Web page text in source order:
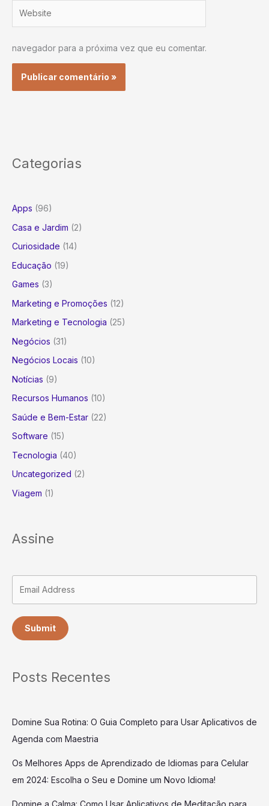
navegador para a próxima vez que eu comentar.
Categorias
Apps (96)
Casa e Jardim (2)
Curiosidade (14)
Educação (19)
Games (3)
Marketing e Promoções (12)
Marketing e Tecnologia (25)
Negócios (31)
Negócios Locais (10)
Notícias (9)
Recursos Humanos (10)
Saúde e Bem-Estar (22)
Software (15)
Tecnologia (40)
Uncategorized (2)
Viagem (1)
Assine
Submit
Posts Recentes
Domine Sua Rotina: O Guia Completo para Usar Aplicativos de
Agenda com Maestria
Os Melhores Apps de Aprendizado de Idiomas para Celular
em 2024: Escolha o Seu e Domine um Novo Idioma!